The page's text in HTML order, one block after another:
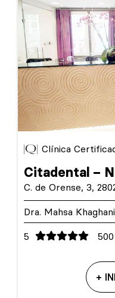
Clínica
Citadental –
C. de Orense, 3,
Dra. Mahsa Khaghani
5
+